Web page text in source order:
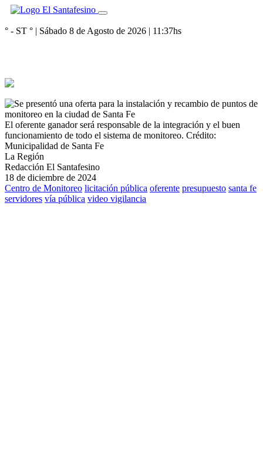
° - ST ° | Sábado 8 de Agosto de 2026 | 11:37hs
El oferente ganador será responsable de la integración y el buen
funcionamiento de todo el sistema de monitoreo. Crédito:
Municipalidad de Santa Fe
La Región
Redacción El Santafesino
18 de diciembre de 2024
Centro de Monitoreo licitación pública oferente presupuesto santa fe
servidores vía pública video vigilancia